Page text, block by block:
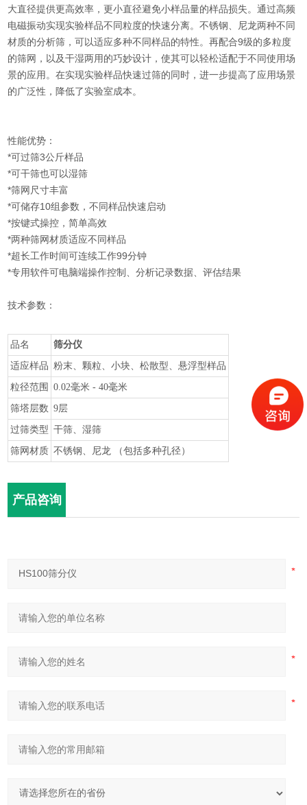
大直径提供更高效率，更小直径避免小样品量的样品损失。通过高频
电磁振动实现实验样品不同粒度的快速分离。不锈钢、尼龙两种不同
材质的分析筛，可以适应多种不同样品的特性。再配合9级的多粒度
的筛网，以及干湿两用的巧妙设计，使其可以轻松适配于不同使用场
景的应用。在实现实验样品快速过筛的同时，进一步提高了应用场景
的广泛性，降低了实验室成本。
性能优势：
*可过筛3公斤样品
*可干筛也可以湿筛
*筛网尺寸丰富
*可储存10组参数，不同样品快速启动
*按键式操控，简单高效
*两种筛网材质适应不同样品
*超长工作时间可连续工作99分钟
*专用软件可电脑端操作控制、分析记录数据、评估结果
技术参数：
品名 筛分仪
适应样品 粉末、颗粒、小块、松散型、悬浮型样品
粒径范围 0.02毫米 - 40毫米
筛塔层数 9层
过筛类型 干筛、湿筛
筛网材质 不锈钢、尼龙 （包括多种孔径）
产品咨询